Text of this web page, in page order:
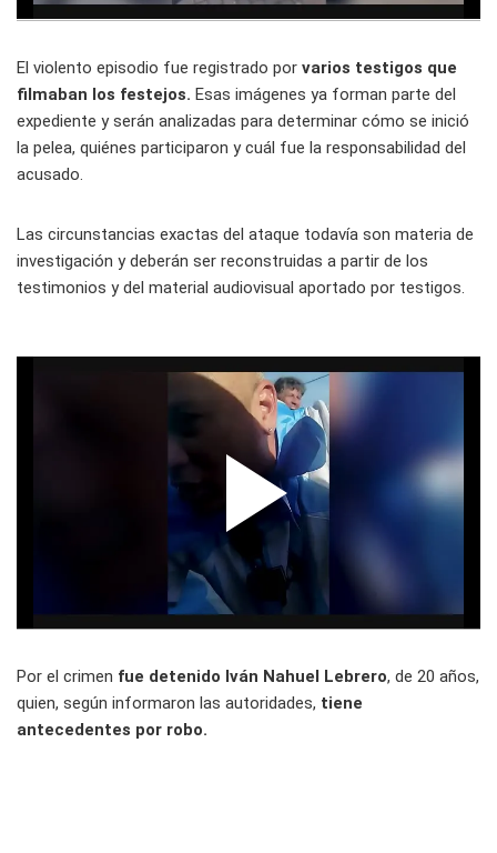
El violento episodio fue registrado por varios testigos que
filmaban los festejos. Esas imágenes ya forman parte del
expediente y serán analizadas para determinar cómo se inició
la pelea, quiénes participaron y cuál fue la responsabilidad del
acusado.
Las circunstancias exactas del ataque todavía son materia de
investigación y deberán ser reconstruidas a partir de los
testimonios y del material audiovisual aportado por testigos.
Por el crimen fue detenido Iván Nahuel Lebrero, de 20 años,
quien, según informaron las autoridades, tiene
antecedentes por robo.